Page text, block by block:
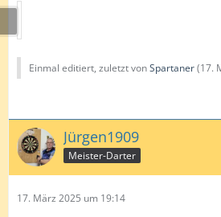
Einmal editiert, zuletzt vonSpartaner(17.
Jürgen1909
Meister-Darter
17. März 2025 um 19:14